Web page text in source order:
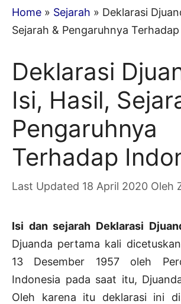
Home » Sejarah » Deklarasi
Sejarah & Pengaruhnya
Deklarasi
Isi, Hasil,
Pengaruhnya
Terhadap
18 April 2020 Oleh
Isi dan sejarah Deklarasi
Djuanda pertama kali
13 Desember 1957 oleh
Indonesia pada saat itu,
Oleh karena itu deklarasi ini